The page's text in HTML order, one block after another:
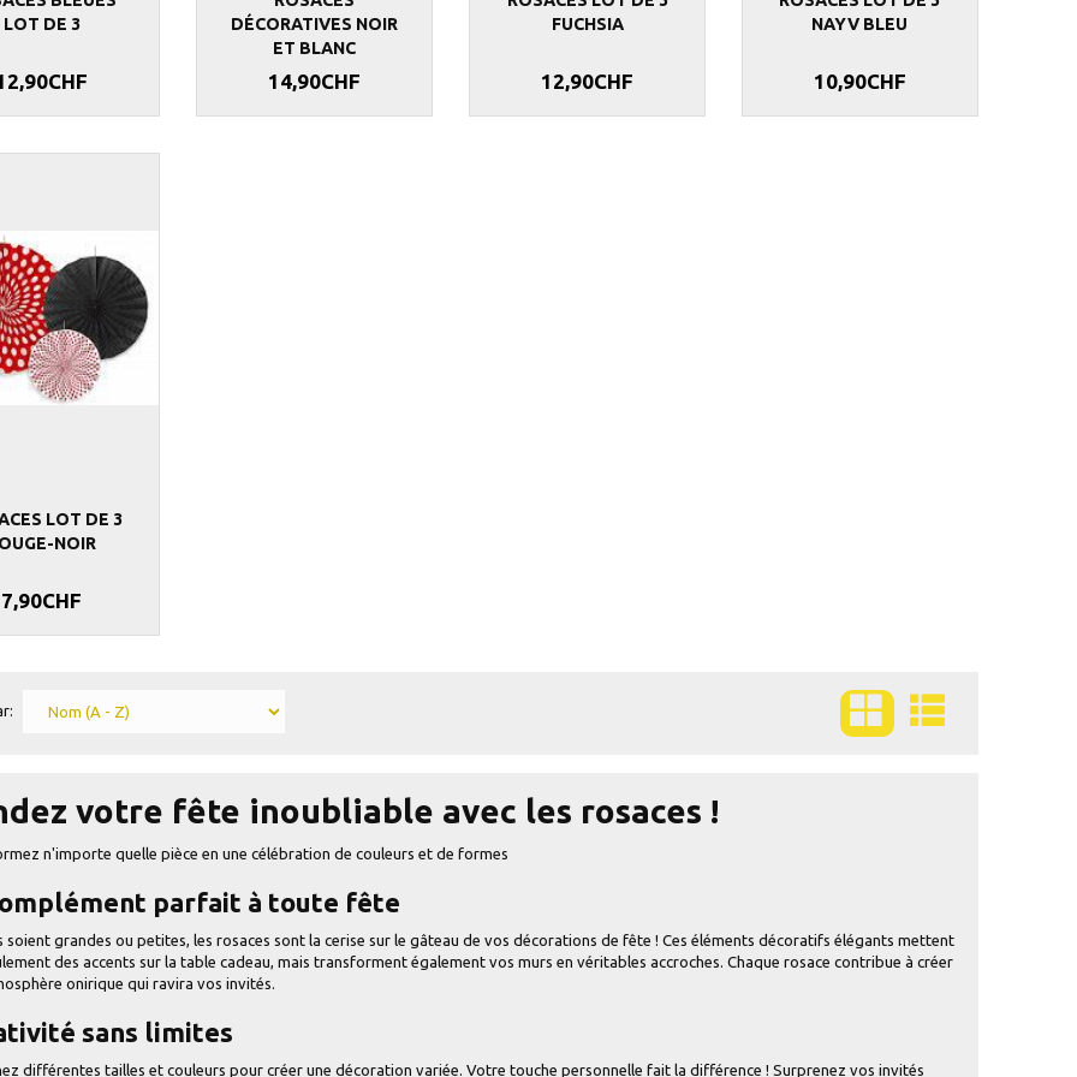
LOT DE 3
DÉCORATIVES NOIR
ET BLANC
14,90CHF
FUCHSIA
12,90CHF
NAYV BLEU
10,90CHF
LOT DE 3
NOIR
7,90CHF
votre fête inoubliable avec les rosaces !
n'importe quelle pièce en une célébration de couleurs et de formes
parfait à toute fête
soient grandes ou petites, les rosaces sont la cerise sur le gâteau de vos décorations de fête ! Ces éléments décoratifs élégants mettent
des accents sur la table cadeau, mais transforment également vos murs en véritables accroches. Chaque rosace contribue à créer
onirique qui ravira vos invités.
sans limites
différentes tailles et couleurs pour créer une décoration variée. Votre touche personnelle fait la différence ! Surprenez vos invités